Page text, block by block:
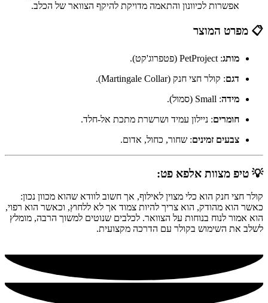
אפשרות לכיוונון והתאמה מדויקת להיקף הצוואר של הכלב.
📋 מפרט המוצר
מותג: PetProject (פטפרוג'קט).
דגם: קולר חצי חנק (Martingale Collar).
מידה: Small (סמול).
חומרים: ניילון עמיד ושרשרת מתכת אל-חלד.
צבעים זמינים: שחור, כחול, אדום.
💡 טיפ מצוות אלפא פט:
קולר חצי חנק הוא כלי מצוין לאילוף, אך חשוב לוודא שהוא מכוון נכון:
כאשר הוא מהודק, הוא צריך להיות צמוד אך לא ללחוץ, וכאשר הוא רפוי,
הוא אמור לנוח בנוחות על הצוואר. לכלבים שנוטים למשוך הרבה, מומלץ
לשלב את השימוש בקולר עם הדרכה מקצועית.